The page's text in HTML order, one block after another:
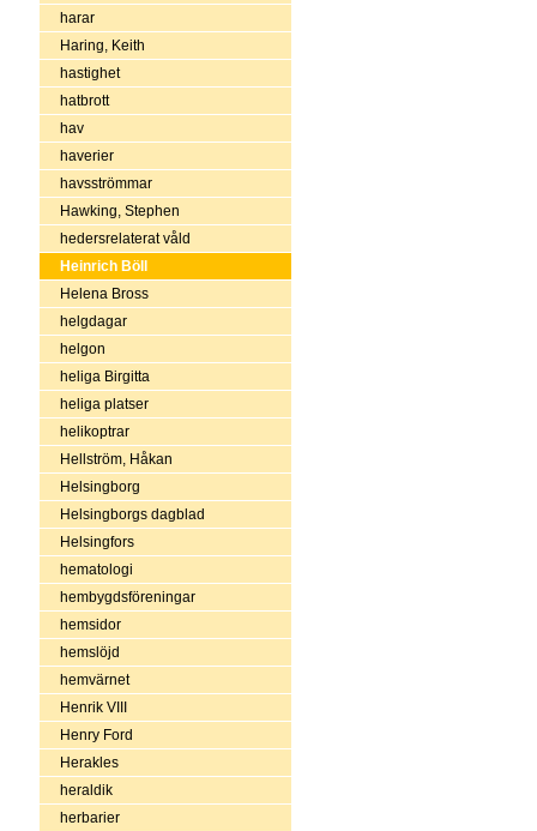
harar
Haring, Keith
hastighet
hatbrott
hav
haverier
havsströmmar
Hawking, Stephen
hedersrelaterat våld
Heinrich Böll
Helena Bross
helgdagar
helgon
heliga Birgitta
heliga platser
helikoptrar
Hellström, Håkan
Helsingborg
Helsingborgs dagblad
Helsingfors
hematologi
hembygdsföreningar
hemsidor
hemslöjd
hemvärnet
Henrik VIII
Henry Ford
Herakles
heraldik
herbarier